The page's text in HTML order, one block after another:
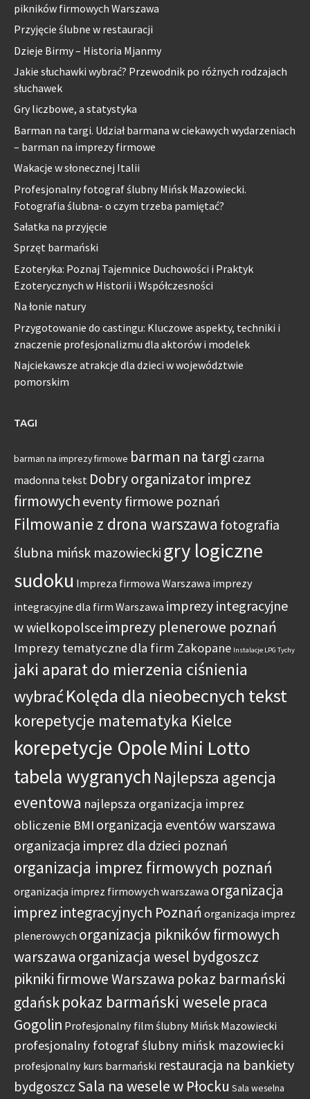
pikników firmowych Warszawa
Przyjęcie ślubne w restauracji
Dzieje Birmy – Historia Mjanmy
Jakie słuchawki wybrać? Przewodnik po różnych rodzajach
słuchawek
Gry liczbowe, a statystyka
Barman na targi. Udział barmana w ciekawych wydarzeniach
– barman na imprezy firmowe
Wakacje w słonecznej Italii
Profesjonalny fotograf ślubny Mińsk Mazowiecki.
Fotografia ślubna- o czym trzeba pamiętać?
Sałatka na przyjęcie
Sprzęt barmański
Ezoteryka: Poznaj Tajemnice Duchowości i Praktyk
Ezoterycznych w Historii i Współczesności
Na łonie natury
Przygotowanie do castingu: Kluczowe aspekty, techniki i
znaczenie profesjonalizmu dla aktorów i modelek
Najciekawsze atrakcje dla dzieci w województwie
pomorskim
TAGI
barman na imprezy firmowe barman na targi czarna
madonna tekst Dobry organizator imprez
firmowych eventy firmowe poznań
Filmowanie z drona warszawa fotografia
ślubna mińsk mazowiecki gry logiczne
sudoku Impreza firmowa Warszawa imprezy
integracyjne dla firm Warszawa imprezy integracyjne
w wielkopolsceimprezy plenerowe poznań
Imprezy tematyczne dla firm Zakopane Instalacje LPG Tychy
jaki aparat do mierzenia ciśnienia
wybraćKolęda dla nieobecnych tekst
korepetycje matematyka Kielce
korepetycje OpoleMini Lotto
tabela wygranych Najlepsza agencja
eventowa najlepsza organizacja imprez
obliczenie BMI organizacja eventów warszawa
organizacja imprez dla dzieci poznań
organizacja imprez firmowych poznań
organizacja imprez firmowych warszawa organizacja
imprez integracyjnych Poznań organizacja imprez
plenerowych organizacja pikników firmowych
warszawa organizacja wesel bydgoszcz
pikniki firmowe Warszawa pokaz barmański
gdańskpokaz barmański wesele praca
Gogolin Profesjonalny film ślubny Mińsk Mazowiecki
profesjonalny fotograf ślubny mińsk mazowiecki
profesjonalny kurs barmański restauracja na bankiety
bydgoszcz Sala na wesele w Płocku Sala weselna